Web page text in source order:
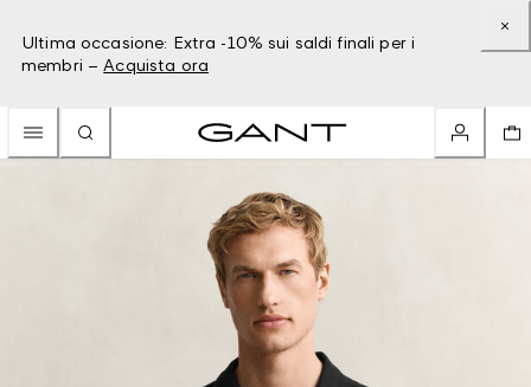
Ultima occasione: Extra -10% sui saldi finali per i
membri – Acquista ora